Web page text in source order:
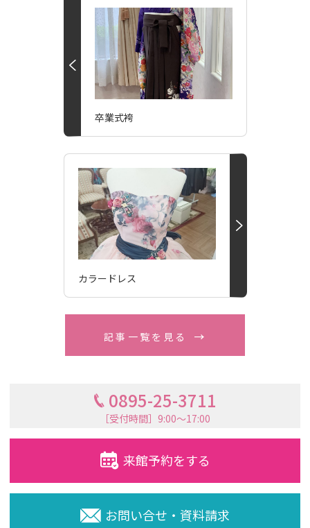
卒業式袴
カラードレス
記事一覧を見る
0895-25-3711
［受付時間］9:00〜17:00
来館予約をする
お問い合せ・資料請求